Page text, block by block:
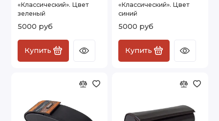
«Классический». Цвет
зеленый
5000 руб
Купить
«Классический». Цвет
синий
5000 руб
Купить